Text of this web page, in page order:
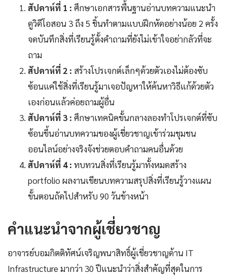
สัปดาห์ที่ 1 : ศึกษาเอกสารพื้นฐานอ่านบทความแนะนำ
ดูวิดีโอสอน 3 ถึง 5 ชิ้นทำตามแบบฝึกหัดอย่างน้อย 2 ครั้ง
จดบันทึกสิ่งที่เรียนรู้ตั้งคำถามที่ยังไม่เข้าใจอย่ากลัวที่จะ
ถาม
สัปดาห์ที่ 2 : สร้างโปรเจกต์เล็กๆด้วยตัวเองไม่ต้องซับ
ซ้อนแค่ใช้สิ่งที่เรียนรู้มาเจอปัญหาให้ค้นหาวิธีแก้ด้วยตัว
เองก่อนแล้วค่อยถามผู้อื่น
สัปดาห์ที่ 3 : ศึกษาเทคนิคขั้นกลางลองทำโปรเจกต์ที่ซับ
ซ้อนขึ้นอ่านบทความของผู้เชี่ยวชาญเข้าร่วมชุมชน
ออนไลน์อย่างจริงจังช่วยตอบคำถามคนอื่นด้วย
สัปดาห์ที่ 4 : ทบทวนสิ่งที่เรียนรู้มาทั้งหมดสร้าง
portfolio ผลงานเขียนบทความสรุปสิ่งที่เรียนรู้วางแผน
ขั้นตอนถัดไปสำหรับ 90 วันข้างหน้า
คำแนะนำจากผู้เชี่ยวชาญ
อาจารย์บอมกิตติทัศน์เจริญพนาสิทธิ์ผู้เชี่ยวชาญด้าน IT
Infrastructure มากว่า 30 ปีแนะนำว่าสิ่งสำคัญที่สุดในการ